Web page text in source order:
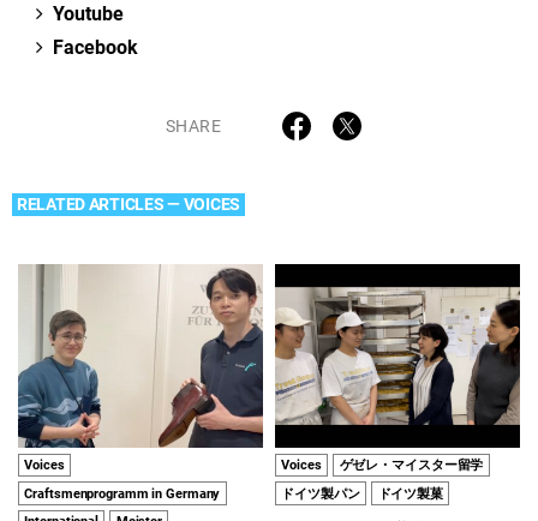
Youtube
Facebook
SHARE
RELATED ARTICLES — VOICES
Voices
Craftsmenprogramm in Germany
Voices
ゲゼレ・マイスター留学
ドイツ製パン
ドイツ製菓